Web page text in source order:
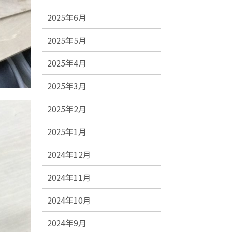
2025年6月
2025年5月
2025年4月
2025年3月
2025年2月
2025年1月
2024年12月
2024年11月
2024年10月
2024年9月